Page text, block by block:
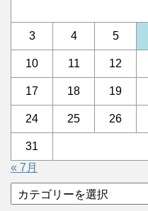
3 4 5
10 11 12
17 18 19
24 25 26
31
« 7月
テ